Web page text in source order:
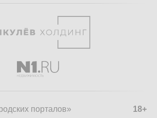
18+
порталов»